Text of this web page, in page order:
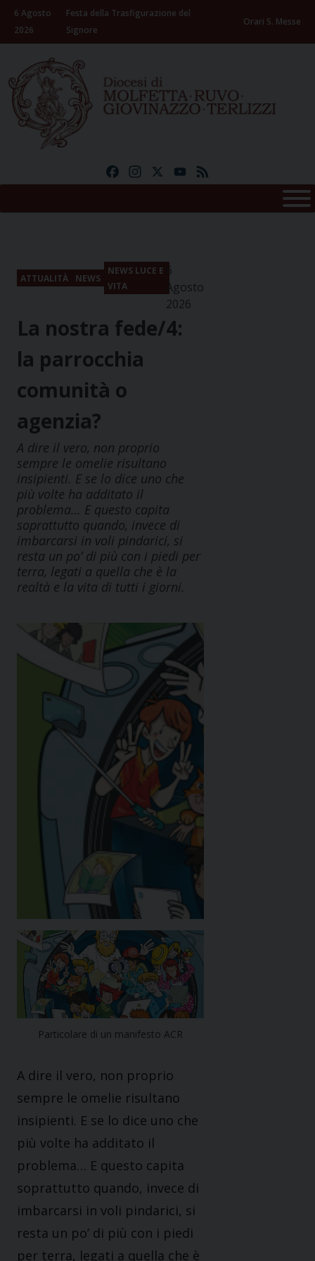
Skip
content
6 Agosto
2026
Festa della Trasfigurazione del
Signore
Orari S. Messe
FacebookInstagramYouTube
ATTUALITÀ NEWS
NEWS LUCE E
VITA
6
Agosto
2026
La nostra fede/4:
la parrocchia
comunità o
agenzia?
A dire il vero, non proprio
sempre le omelie risultano
insipienti. E se lo dice uno che
più volte ha additato il
problema… E questo capita
soprattutto quando, invece di
imbarcarsi in voli pindarici, si
resta un po’ di più con i piedi per
terra, legati a quella che è la
realtà e la vita di tutti i giorni.
Particolare di un manifesto ACR
A dire il vero, non proprio
sempre le omelie risultano
insipienti. E se lo dice uno che
più volte ha additato il
problema… E questo capita
soprattutto quando, invece di
imbarcarsi in voli pindarici, si
resta un po’ di più con i piedi
per terra, legati a quella che è